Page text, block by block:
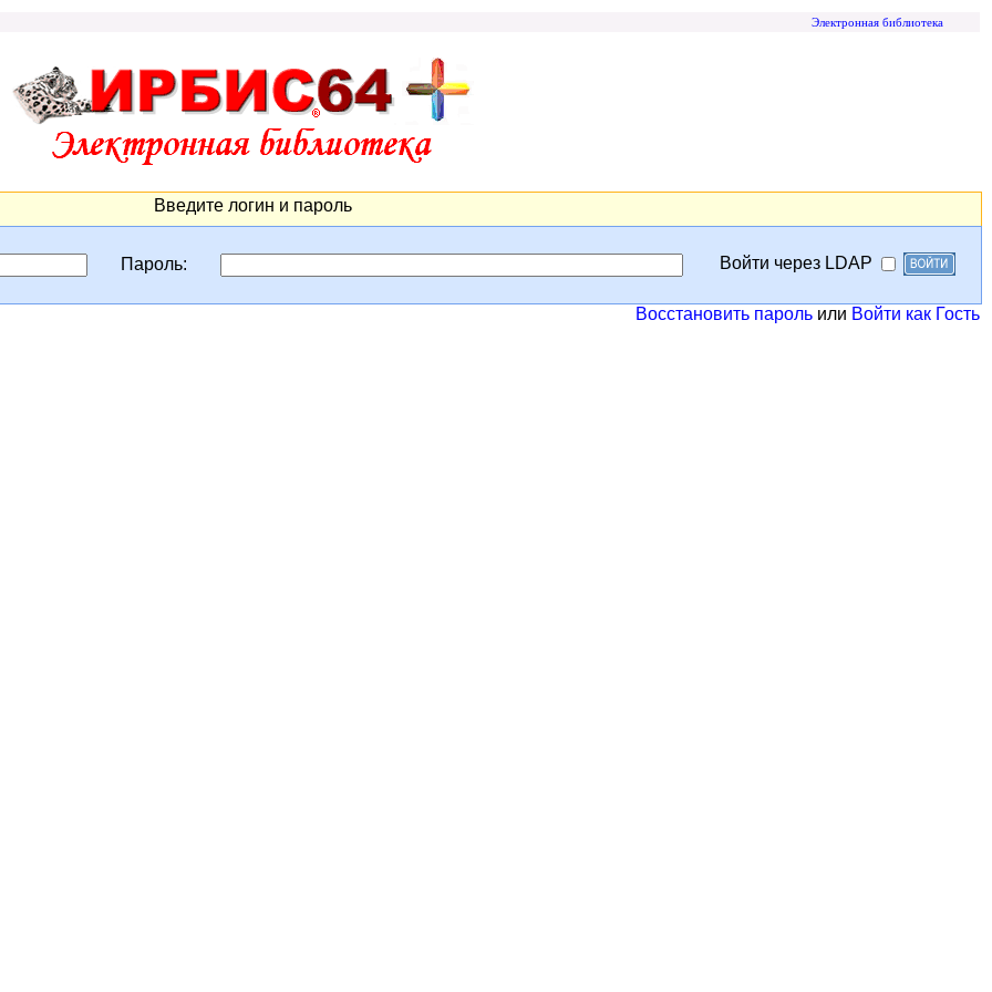
Электронная библиотека
Введите логин и пароль
Пароль: Войти через LDAP
Восстановить пароль или Войти как Гость